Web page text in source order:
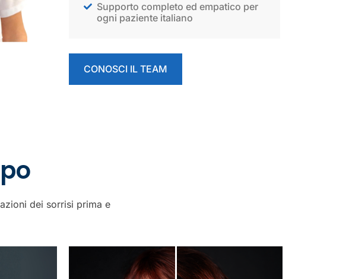
Supporto completo ed empatico per
ogni paziente italiano
CONOSCI IL TEAM
dei sorrisi prima e